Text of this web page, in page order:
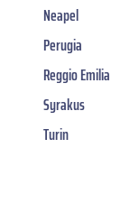
Neapel
Perugia
Reggio Emilia
Syrakus
Turin